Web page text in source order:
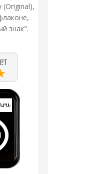
знак".
Распродажа